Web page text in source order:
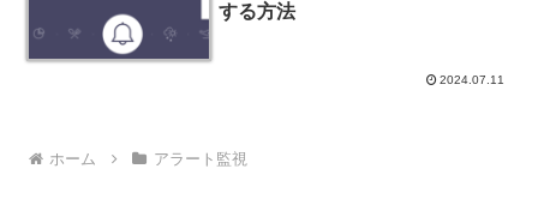
する方法
2024.07.11
ホーム アラート監視